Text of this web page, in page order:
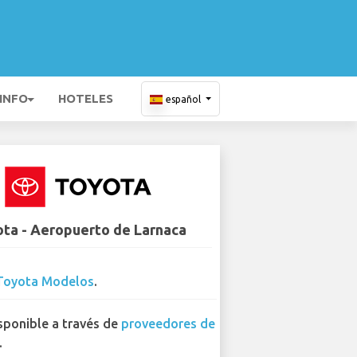
HOTELES español
- Aeropuerto de Larnaca
Modelos.
a través de proveedores de
.